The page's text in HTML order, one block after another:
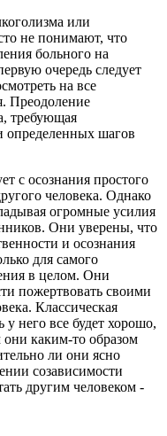
или
не понимают, что
больного на
очередь следует
на все
Преодоление
требующая
определенных шагов
с осознания простого
человека. Однако
огромные усилия
Они уверены, что
и осознания
для самого
в целом. Они
пожертвовать своими
Классическая
него все будет хорошо,
они каким-то образом
ли они ясно
созависимости
другим человеком -